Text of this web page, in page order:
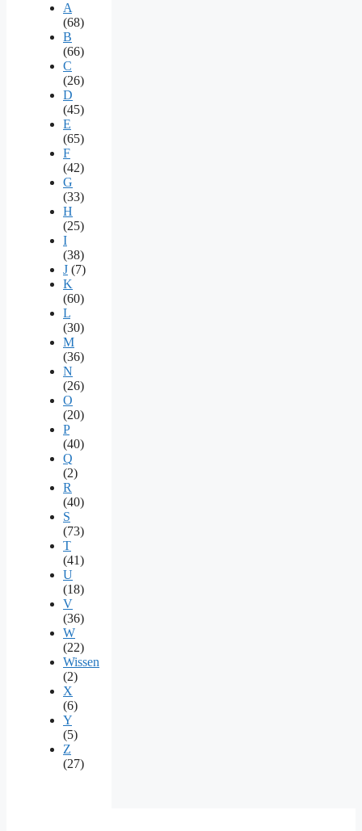
A
(68)
B
(66)
C
(26)
D
(45)
E
(65)
F
(42)
G
(33)
H
(25)
I
(38)
J (7)
K
(60)
L
(30)
M
(36)
N
(26)
O
(20)
P
(40)
Q
(2)
R
(40)
S
(73)
T
(41)
U
(18)
V
(36)
W
(22)
Wissen
(2)
X
(6)
Y
(5)
Z
(27)